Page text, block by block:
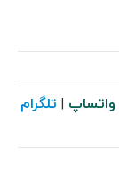
واتساپ | تلگرام